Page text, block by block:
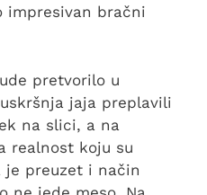
impresivan bračni
pretvorilo u
jaja preplavili
na slici, a na
realnost koju su
je preuzet i način